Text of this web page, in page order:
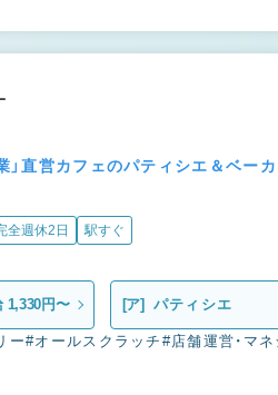
」直営カフェのパティシエ＆ベー
全週休2日 駅すぐ
1,330円〜 [ア] パティシエ
ー#オールスクラッチ #店舗運営・マ